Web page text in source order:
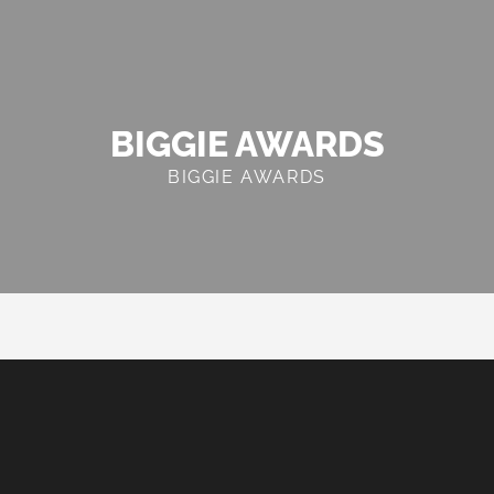
BIGGIE AWARDS
BIGGIE AWARDS